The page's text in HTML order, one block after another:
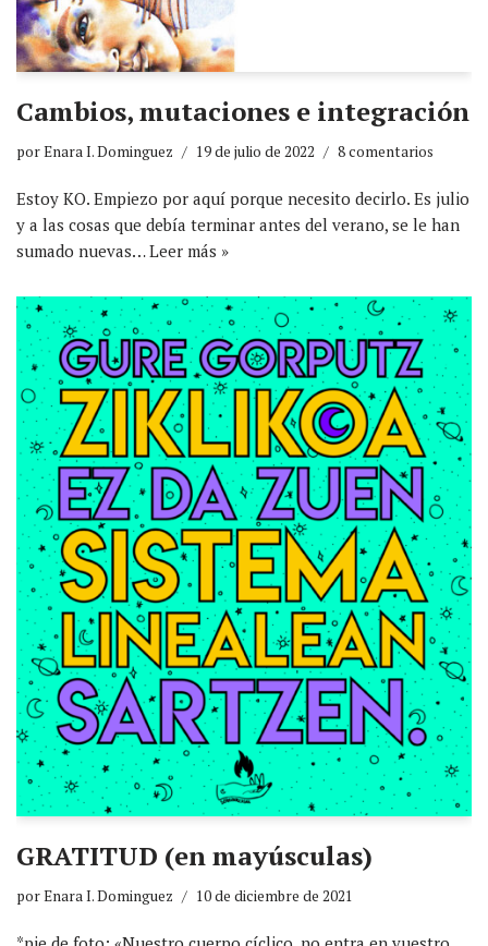
Cambios, mutaciones e integración
porEnara I. Dominguez 19 de julio de 2022 8 comentarios
Estoy KO. Empiezo por aquí porque necesito decirlo. Es julio
y a las cosas que debía terminar antes del verano, se le han
sumado nuevas…Leer más »
GRATITUD (en mayúsculas)
porEnara I. Dominguez 10 de diciembre de 2021